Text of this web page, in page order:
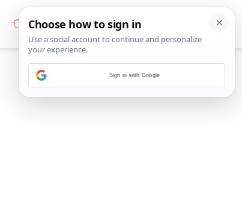
Sign in with Google